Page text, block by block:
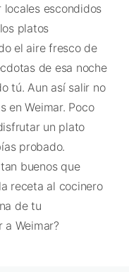
escondidos
platos
el aire fresco de
de esa noche
tú. Aun así salir no
en Weimar. Poco
un plato
probado.
buenos que
receta al cocinero
de tu
Weimar?